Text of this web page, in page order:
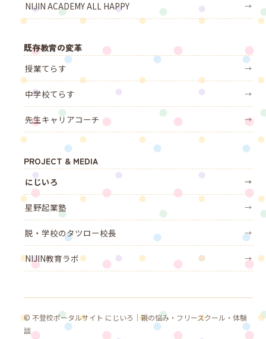
NIJIN ACADEMY ALL HAPPY →
既存教育の変革
授業てらす
→
中学校てらす →
先生キャリアコーチ →
PROJECT & MEDIA
にじいろ
→
星野起業塾 →
脱・学校のタツロー校長 →
NIJIN教育ラボ →
© 不登校ポータルサイト にじいろ｜親の悩み・フリースクール・体験
談